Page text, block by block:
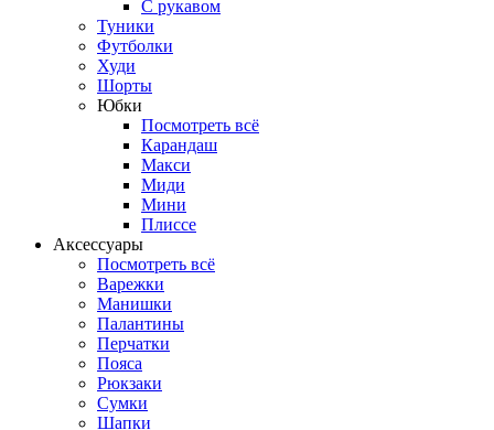
С рукавом
Туники
Футболки
Худи
Шорты
Юбки
Посмотреть всё
Карандаш
Макси
Миди
Мини
Плиссе
Аксессуары
Посмотреть всё
Варежки
Манишки
Палантины
Перчатки
Пояса
Рюкзаки
Сумки
Шапки